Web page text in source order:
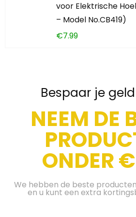
voor Elektrische
– Model No.CB419)
€7.99
Bespaar je
NEEM DE
ONDER
We hebben de beste
en u kunt een extra